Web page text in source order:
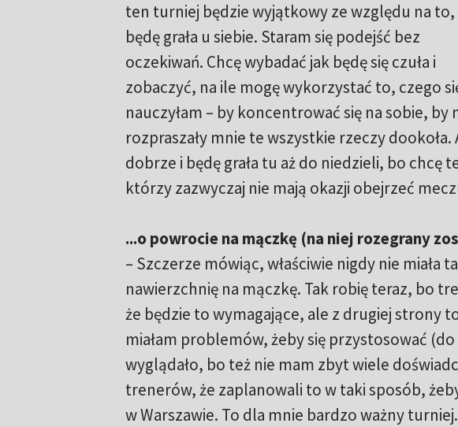
ten turniej będzie wyjątkowy ze względu na to,
będę grała u siebie. Staram się podejść bez
oczekiwań. Chcę wybadać jak będę się czuła i
zobaczyć, na ile mogę wykorzystać to, czego
nauczyłam – by koncentrować się na sobie, by
rozpraszały mnie te wszystkie rzeczy
dobrze i będę grała tu aż do niedzieli, bo chcę
którzy zazwyczaj nie mają okazji obejrzeć
...o powrocie na mączkę (na niej rozegrany
– Szczerze mówiąc, właściwie nigdy nie miała
nawierzchnię na mączkę. Tak robię teraz, bo
że będzie to wymagające, ale z drugiej strony
miałam problemów, żeby się przystosować
wyglądało, bo też nie mam zbyt wiele
trenerów, że zaplanowali to w taki sposób,
w Warszawie. To dla mnie bardzo ważny